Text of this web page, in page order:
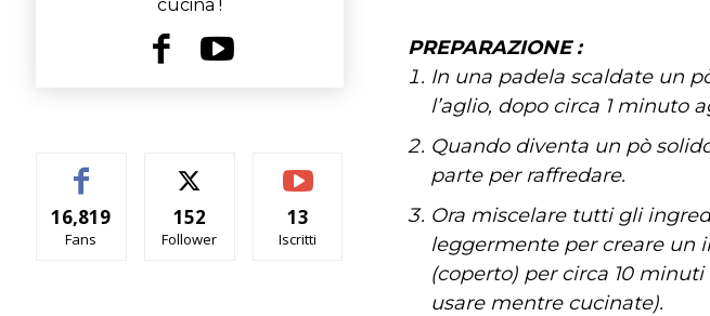
cucina !
16,819
Fans
152
Follower
13
Iscritti
PREPARAZIONE :
In una padela scaldate un
l’aglio, dopo circa 1 minuto
Quando diventa un pò
parte per raffredare.
Ora miscelare tutti gli
leggermente per creare un
(coperto) per circa 10
usare mentre cucinate).